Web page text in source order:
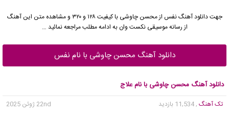
جهت دانلود آهنگ نفس ازمحسن چاوشی
با کیفیت ۱۲۸ و ۳۲۰ و مشاهده متن این آهنگ
از رسانه موسیقی نکست وان به ادامه مطلب مراجعه نمائید …
دانلود آهنگ محسن چاوشی با نام نفس
دانلود آهنگ محسن چاوشی با نام علاج
تک آهنگ , 11,534 بازدید
22nd ژوئن 2025